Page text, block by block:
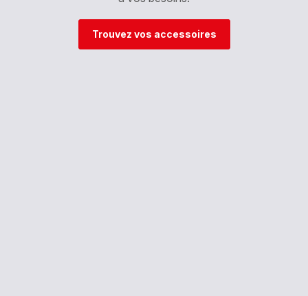
Trouvez vos accessoires